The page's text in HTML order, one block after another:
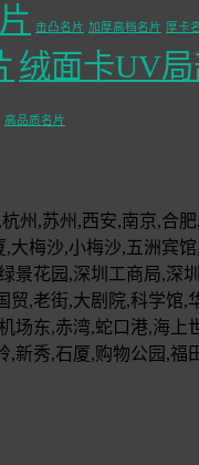
击凸名片 加厚高档名片 厚卡
绒面卡UV
高品质名片
州,苏州,西安,南京,合
梅沙,小梅沙,五洲宾
景花园,深圳工商局,深
,老街,大剧院,科学馆,
场东,赤湾,蛇口港,海上
新秀,石厦,购物公园,福